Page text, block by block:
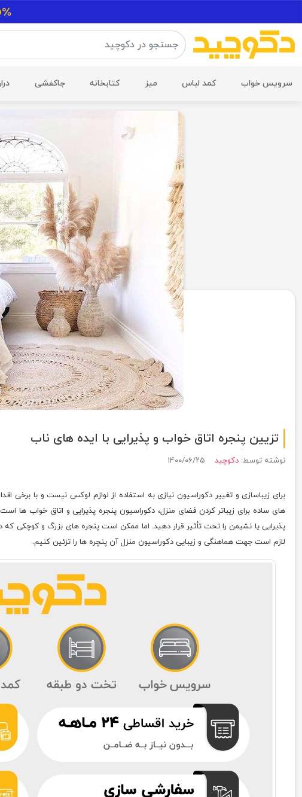
سرویس خواب کمد لباس میز کتابخانه جاکفشی
تزیین پنجره اتاق خواب و پذیرایی با ایده های ناب
نوشته توسط: دکوچید ۱۴۰۰/۰۶/۲۵
برای زیباسازی و تغییر دکوراسیون نیازی به استفاده از لوازم لوکس نیست و با برخی
های ساده برای زیباتر کردن فضای منزل، دکوراسیون پنجره پذیرایی و اتاق خواب ها
پذیرایی یا نشیمن را تحت تأثیر قرار دهید. اما ممکن است پنجره های بزرگ و کوچکی
لازم است جهت هماهنگی و زیبایی دکوراسیون منزل آن پنچره ها را تزئین کنیم.